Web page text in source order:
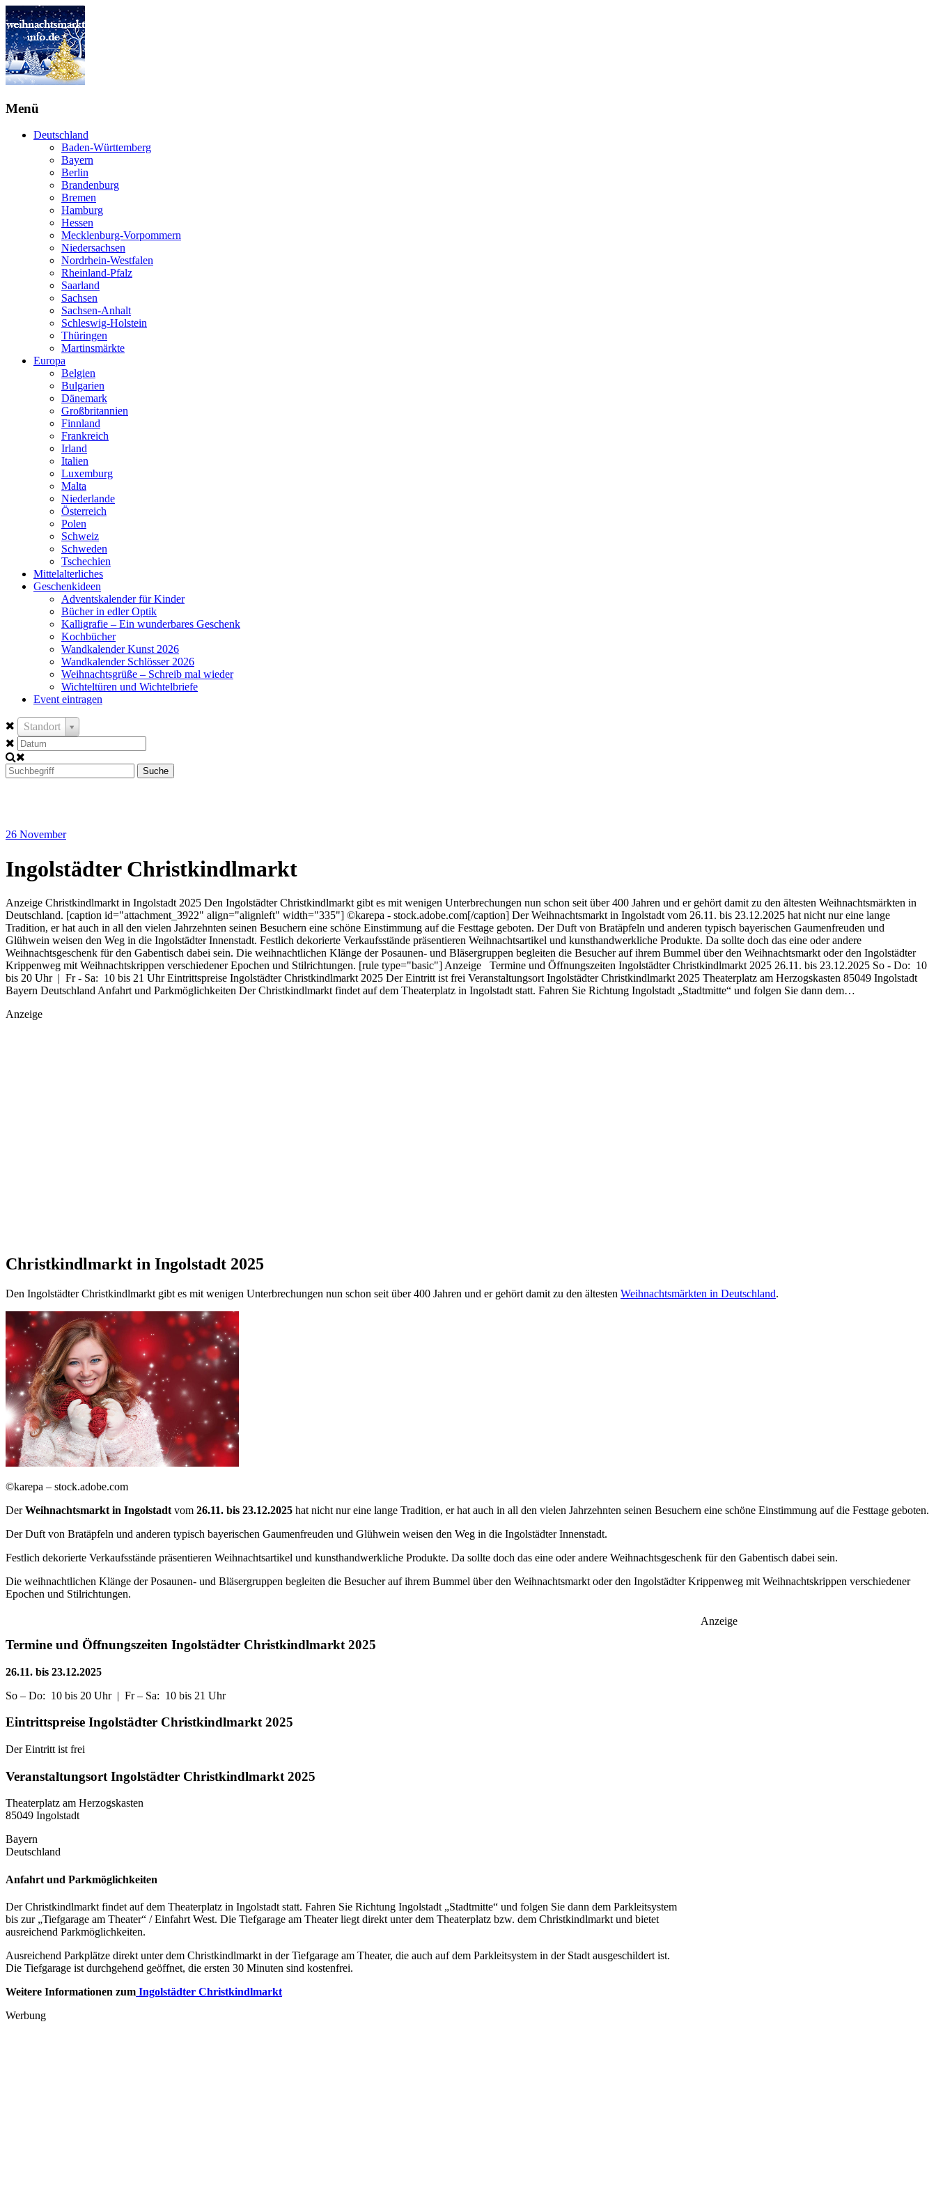
Menü
Deutschland
Baden-Württemberg
Bayern
Berlin
Brandenburg
Bremen
Hamburg
Hessen
Mecklenburg-Vorpommern
Niedersachsen
Nordrhein-Westfalen
Rheinland-Pfalz
Saarland
Sachsen
Sachsen-Anhalt
Schleswig-Holstein
Thüringen
Martinsmärkte
Europa
Belgien
Bulgarien
Dänemark
Großbritannien
Finnland
Frankreich
Irland
Italien
Luxemburg
Malta
Niederlande
Österreich
Polen
Schweiz
Schweden
Tschechien
Mittelalterliches
Geschenkideen
Adventskalender für Kinder
Bücher in edler Optik
Kalligrafie – Ein wunderbares Geschenk
Kochbücher
Wandkalender Kunst 2026
Wandkalender Schlösser 2026
Weihnachtsgrüße – Schreib mal wieder
Wichteltüren und Wichtelbriefe
Event eintragen
Standort
Suche
26 November
Ingolstädter Christkindlmarkt
Anzeige Christkindlmarkt in Ingolstadt 2025 Den Ingolstädter Christkindlmarkt gibt es mit wenigen Unterbrechungen nun schon seit über 400 Jahren und er gehört damit zu den ältesten Weihnachtsmärkten in
Deutschland. [caption id="attachment_3922" align="alignleft" width="335"] ©karepa - stock.adobe.com[/caption] Der Weihnachtsmarkt in Ingolstadt vom 26.11. bis 23.12.2025 hat nicht nur eine lange
Tradition, er hat auch in all den vielen Jahrzehnten seinen Besuchern eine schöne Einstimmung auf die Festtage geboten. Der Duft von Bratäpfeln und anderen typisch bayerischen Gaumenfreuden und
Glühwein weisen den Weg in die Ingolstädter Innenstadt. Festlich dekorierte Verkaufsstände präsentieren Weihnachtsartikel und kunsthandwerkliche Produkte. Da sollte doch das eine oder andere
Weihnachtsgeschenk für den Gabentisch dabei sein. Die weihnachtlichen Klänge der Posaunen- und Bläsergruppen begleiten die Besucher auf ihrem Bummel über den Weihnachtsmarkt oder den Ingolstädter
Krippenweg mit Weihnachtskrippen verschiedener Epochen und Stilrichtungen. [rule type="basic"] Anzeige Termine und Öffnungszeiten Ingolstädter Christkindlmarkt 2025 26.11. bis 23.12.2025 So - Do: 10
bis 20 Uhr | Fr - Sa: 10 bis 21 Uhr Eintrittspreise Ingolstädter Christkindlmarkt 2025 Der Eintritt ist frei Veranstaltungsort Ingolstädter Christkindlmarkt 2025 Theaterplatz am Herzogskasten 85049 Ingolstadt
Bayern Deutschland Anfahrt und Parkmöglichkeiten Der Christkindlmarkt findet auf dem Theaterplatz in Ingolstadt statt. Fahren Sie Richtung Ingolstadt „Stadtmitte“ und folgen Sie dann dem…
Anzeige
Christkindlmarkt in Ingolstadt 2025
Den Ingolstädter Christkindlmarkt gibt es mit wenigen Unterbrechungen nun schon seit über 400 Jahren und er gehört damit zu den ältesten Weihnachtsmärkten in Deutschland.
©karepa – stock.adobe.com
DerWeihnachtsmarkt in Ingolstadt vom 26.11. bis 23.12.2025 hat nicht nur eine lange Tradition, er hat auch in all den vielen Jahrzehnten seinen Besuchern eine schöne Einstimmung auf die Festtage geboten.
Der Duft von Bratäpfeln und anderen typisch bayerischen Gaumenfreuden und Glühwein weisen den Weg in die Ingolstädter Innenstadt.
Festlich dekorierte Verkaufsstände präsentieren Weihnachtsartikel und kunsthandwerkliche Produkte. Da sollte doch das eine oder andere Weihnachtsgeschenk für den Gabentisch dabei sein.
Die weihnachtlichen Klänge der Posaunen- und Bläsergruppen begleiten die Besucher auf ihrem Bummel über den Weihnachtsmarkt oder den Ingolstädter Krippenweg mit Weihnachtskrippen verschiedener
Epochen und Stilrichtungen.
Anzeige
Termine und Öffnungszeiten Ingolstädter Christkindlmarkt 2025
26.11. bis 23.12.2025
So – Do: 10 bis 20 Uhr | Fr – Sa: 10 bis 21 Uhr
Eintrittspreise Ingolstädter Christkindlmarkt 2025
Der Eintritt ist frei
Veranstaltungsort Ingolstädter Christkindlmarkt 2025
Theaterplatz am Herzogskasten
85049 Ingolstadt
Bayern
Deutschland
Anfahrt und Parkmöglichkeiten
Der Christkindlmarkt findet auf dem Theaterplatz in Ingolstadt statt. Fahren Sie Richtung Ingolstadt „Stadtmitte“ und folgen Sie dann dem Parkleitsystem
bis zur „Tiefgarage am Theater“ / Einfahrt West. Die Tiefgarage am Theater liegt direkt unter dem Theaterplatz bzw. dem Christkindlmarkt und bietet
ausreichend Parkmöglichkeiten.
Ausreichend Parkplätze direkt unter dem Christkindlmarkt in der Tiefgarage am Theater, die auch auf dem Parkleitsystem in der Stadt ausgeschildert ist.
Die Tiefgarage ist durchgehend geöffnet, die ersten 30 Minuten sind kostenfrei.
Weitere Informationen zum Ingolstädter Christkindlmarkt
Werbung